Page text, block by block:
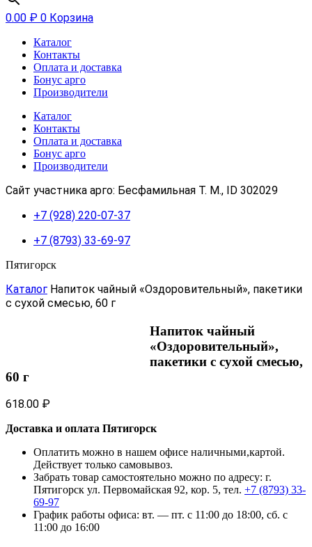
0.00 ₽ 0 Корзина
Каталог
Контакты
Оплата и доставка
Бонус арго
Производители
Каталог
Контакты
Оплата и доставка
Бонус арго
Производители
Сайт участника арго: Бесфамильная Т. М., ID 302029
+7 (928) 220-07-37
+7 (8793) 33-69-97
Пятигорск
Каталог Напиток чайный «Оздоровительный», пакетики
с сухой смесью, 60 г
Напиток чайный
«Оздоровительный»,
пакетики с сухой смесью,
60 г
618.00 ₽
Доставка и оплата Пятигорск
Оплатить можно в нашем офисе наличными,картой.
Действует только самовывоз.
Забрать товар самостоятельно можно по адресу: г.
Пятигорск ул. Первомайская 92, кор. 5, тел. +7 (8793) 33-
69-97
График работы офиса: вт. — пт. с 11:00 до 18:00, сб. с
11:00 до 16:00